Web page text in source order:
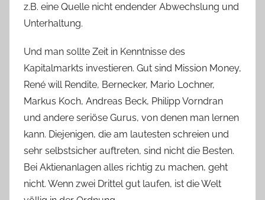
z.B. eine Quelle nicht endender Abwechslung und
Unterhaltung.
Und man sollte Zeit in Kenntnisse des
Kapitalmarkts investieren. Gut sind Mission Money,
René will Rendite, Bernecker, Mario Lochner,
Markus Koch, Andreas Beck, Philipp Vorndran
und andere seriöse Gurus, von denen man lernen
kann. Diejenigen, die am lautesten schreien und
sehr selbstsicher auftreten, sind nicht die Besten.
Bei Aktienanlagen alles richtig zu machen, geht
nicht. Wenn zwei Drittel gut laufen, ist die Welt